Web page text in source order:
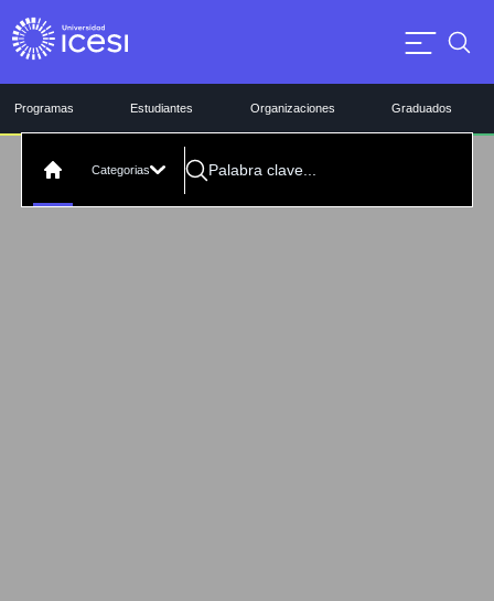
Programas Estudiantes Organizaciones Graduados
Categorias